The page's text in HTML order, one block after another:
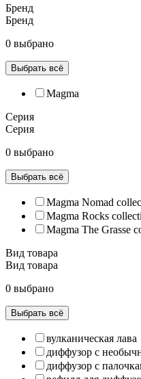
Бренд
Бренд
0 выбрано
Выбрать всё
Magma
Серия
Серия
0 выбрано
Выбрать всё
Magma Nomad
Magma Rocks
Magma The Grasse
Вид товара
Вид товара
0 выбрано
Выбрать всё
вулканическая лава
диффузор с
диффузор с